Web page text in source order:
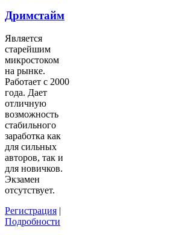
Дримстайм
Является
старейшим
микростоком
на рынке.
Работает с 2000
года. Дает
отличную
возможность
стабильного
заработка как
для сильных
авторов, так и
для новичков.
Экзамен
отсутствует.
Регистрация |
Подробности